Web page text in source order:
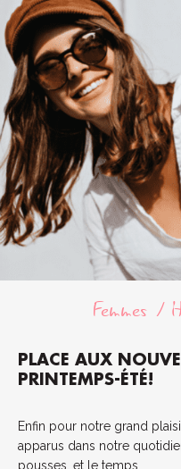
Femmes
PLACE AUX
PRINTEMPS-ÉTÉ!
Enfin pour notre grand
apparus dans notre
pousses, et le temps